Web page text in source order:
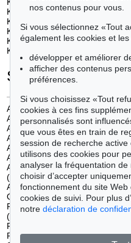
Koenig, Fritz (2)
Kolár, Jirí (1)
Kounellis, Jannis (1)
Secteurs
Art abstrait avant 45(1)
Art abstrait d'après 45(112)
Art conceptuel/ minimalisme
Art concret(3)
Art figuratif de 1900 à 1930(2)
Art figuratif de 1940 à 1960(9)
Art figuratif de 1970 à nos jours
(106)
Art informel(36)
Op Art(3)
Peinture flamande du XVIIe
(1)
Photographie
Pop Art(21)
nos contenus pour vous.
Si vous sélectionnez «Tout
également les cookies et
développer et améliorer
afficher des contenus
préférences.
Si vous choisissez «Tout
cookies à ces fins
personnalisés sont
que vous êtes en train de
session de recherche
utilisons des cookies pour
analyser la fréquentation
choisir d’accepter
fonctionnement du site Web
cookies de suivi. Pour plus
notre déclaration de